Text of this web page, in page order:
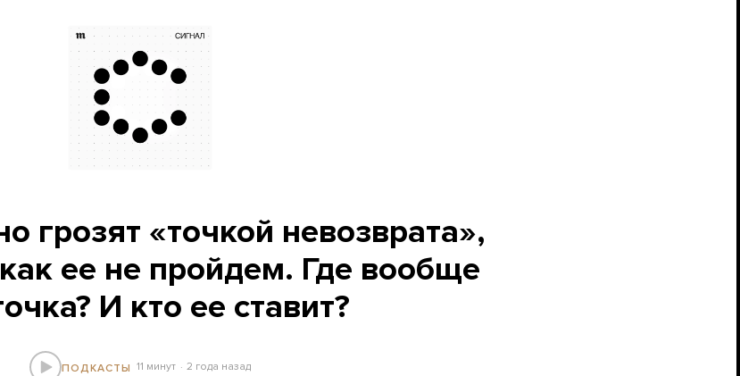
грозят «точкой невозврата»,
ее не пройдем. Где вообще
И кто ее ставит?
ПОДКАСТЫ 11 минут 2 года назад